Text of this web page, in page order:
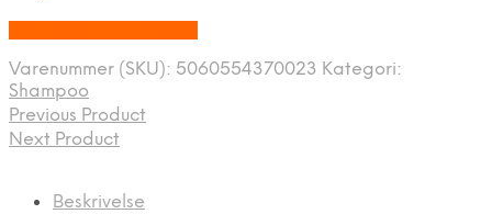
Varenummer (SKU): 5060554370023 Kategori:
Shampoo
Previous Product
Next Product
Beskrivelse